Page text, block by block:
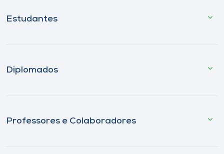
Estudantes
Diplomados
Professores e Colaboradores